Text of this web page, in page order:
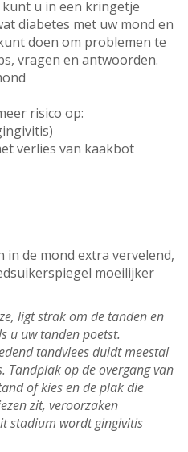
u in een kringetje
diabetes met uw mond en
doen om problemen te
vragen en antwoorden.
risico op:
verlies van kaakbot
in de mond extra vervelend,
moeilijker
ligt strak om de tanden en
u uw tanden poetst.
tandvlees duidt meestal
Tandplak op de overgang van
of kies en de plak die
zit, veroorzaken
stadium wordt gingivitis